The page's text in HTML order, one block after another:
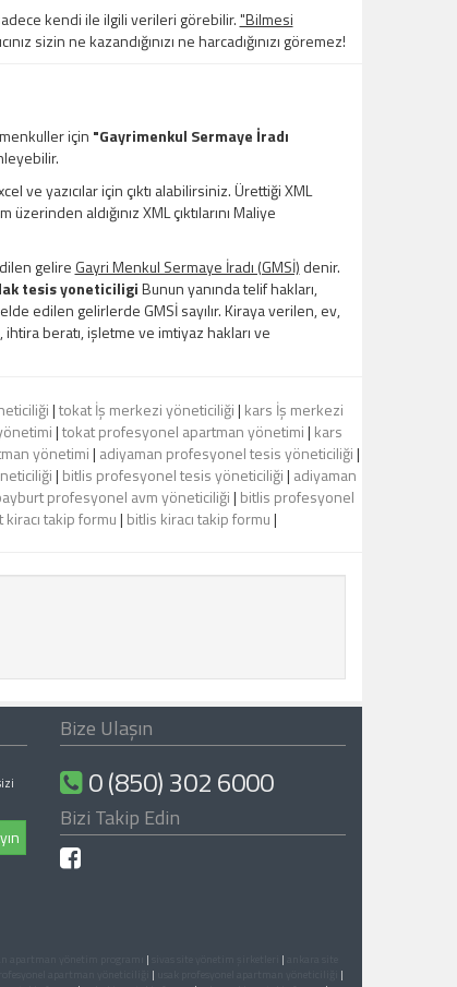
kendi ile ilgili verileri görebilir."Bilmesi
sizin ne kazandığınızı ne harcadığınızı göremez!
için "Gayrimenkul Sermaye İradı
yazıcılar için çıktı alabilirsiniz. Ürettiği XML
aldığınız XML çıktılarını Maliye
gelire Gayri Menkul Sermaye İradı (GMSİ) denir.
tesis yoneticiligiBunun yanında telif hakları,
edilen gelirlerde GMSİ sayılır. Kiraya verilen, ev,
beratı, işletme ve imtiyaz hakları ve
|tokat İş merkezi yöneticiliği| kars İş merkezi
|tokat profesyonel apartman yönetimi| kars
yönetimi| adiyaman profesyonel tesis yöneticiliği|
| bitlis profesyonel tesis yöneticiliği| adiyaman
profesyonel avm yöneticiliği| bitlis profesyonel
kiracı takip formu| bitlis kiracı takip formu|
Bize Ulaşın
0 (850) 302 6000
Bizi Takip Edin
| |
|
|